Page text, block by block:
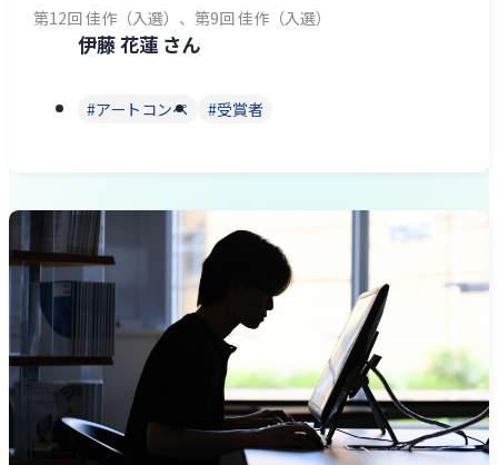
第12回 佳作（入選）、第9回 佳作（入選）
伊藤 花蓮 さん
アートコンペ 受賞者